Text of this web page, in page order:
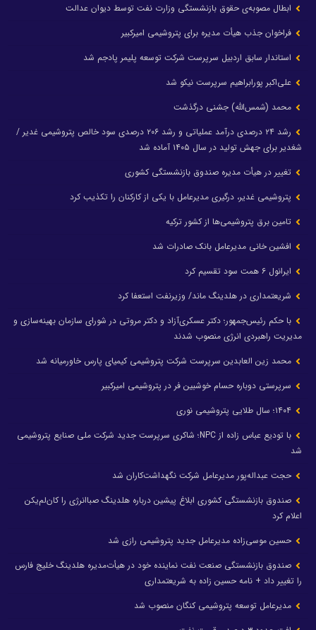
ابطال مصوبه‌ی حقوق بازنشستگی وزارت نفت توسط دیوان عدالت
فراخوان جذب هیأت مدیره برای پتروشیمی امیرکبیر
استاندار سابق اردبیل سرپرست شرکت توسعه پلیمر پادجم شد
علی‌اکبر پورابراهیم سرپرست نیکو شد
محمد (شمس‌الله) جشنی درگذشت
رشد ۲۴ درصدی درآمد عملیاتی و رشد ۲۰۶ درصدی سود خالص پتروشیمی غدیر /
شغدیر برای جهش تولید در سال ۱۴۰۵ آماده شد
تغییر در هیأت مدیره صندوق بازنشستگی کشوری
پتروشیمی غدیر، درگیری مدیرعامل با یکی از کارکنان را تکذیب کرد
تامین برق پتروشیمی‌ها از کشور ترکیه
افشین خانی مدیرعامل بانک صادرات شد
ایرانول ۶ همت سود تقسیم کرد
شریعتمداری در هلدینگ ماند/ وزیرنفت استعفا کرد
با حکم رئیس‌جمهور؛ دکتر عسکری‌آزاد و دکتر مروتی در شورای سازمان بهینه‌سازی و
مدیریت راهبردی انرژی منصوب شدند
محمد زین العابدین سرپرست شرکت پتروشیمی کیمیای پارس خاورمیانه شد
سرپرستی دوباره حسام خوشبین فر در پتروشیمی امیرکبیر
با تودیع عباس زاده از NPC؛ شاکری سرپرست جدید شرکت ملی صنایع پتروشیمی
شد
حجت عبداله‌پور مدیرعامل شرکت نگهداشت‌کاران شد
صندوق بازنشستگی کشوری ابلاغ پیشین درباره هلدینگ صباانرژی را کان‌لم‌یکن
اعلام کرد
حسین موسی‌زاده مدیرعامل جدید پتروشیمی رازی شد
صندوق بازنشستگی صنعت نفت نماینده خود در هیأت‌مدیره هلدینگ خلیج فارس
را تغییر داد + نامه حسین زاده به شریعتمداری
مدیرعامل توسعه پتروشیمی کنگان منصوب شد